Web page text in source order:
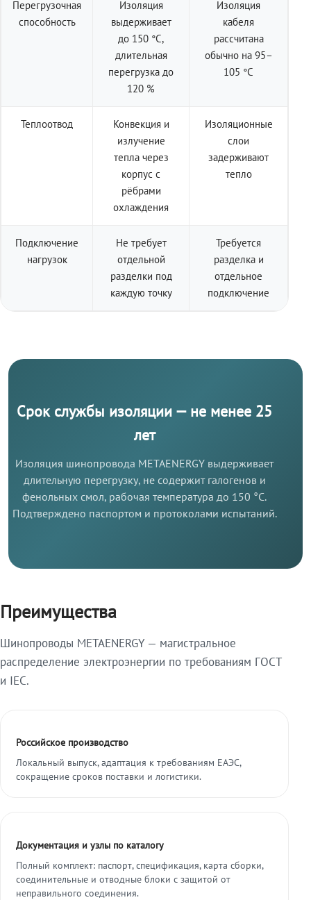
Перегрузочная
способность
Изоляция
выдерживает
до 150 °C,
длительная
перегрузка до
120 %
Изоляция
кабеля
рассчитана
обычно на 95–
105 °C
Теплоотвод
Конвекция и
излучение
тепла через
корпус с
рёбрами
охлаждения
Изоляционные
слои
задерживают
тепло
Подключение
нагрузок
Не требует
отдельной
разделки под
каждую точку
Требуется
разделка и
отдельное
подключение
Срок службы изоляции — не менее 25
лет
Изоляция шинопровода METAENERGY выдерживает
длительную перегрузку, не содержит галогенов и
фенольных смол, рабочая температура до 150 °C.
Подтверждено паспортом и протоколами испытаний.
Преимущества
Шинопроводы METAENERGY — магистральное
распределение электроэнергии по требованиям ГОСТ
и IEC.
Российское производство
Локальный выпуск, адаптация к требованиям ЕАЭС,
сокращение сроков поставки и логистики.
Документация и узлы по каталогу
Полный комплект: паспорт, спецификация, карта сборки,
соединительные и отводные блоки с защитой от
неправильного соединения.